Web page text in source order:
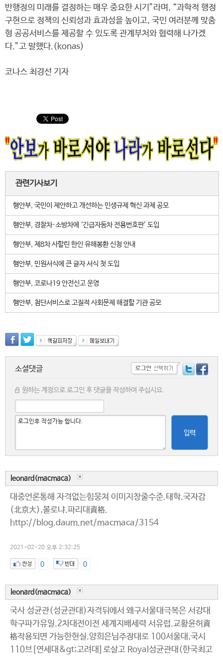
반행정의 미래를 결정하는 매우 중요한 시기”라며, “과학적 행정
구현으로 정책의 신뢰성과 효과성을 높이고, 국민 여러분께 맞춤
형 공공서비스를 제공할 수 있도록 관계부처와 협력해 나가겠
다.”고 말했다.(konas)
코나스 최경선 기자
관련기사보기
행안부, 국민이 제안하고 개선하는 민생규제 혁신 과제 공모
행안부, 경찰차·소방차에 ‘긴급자동차 전용번호판’ 도입
행안부, 제8차 사할린 한인 유해봉환 신청 안내
행안부, 민원서식에 큰 글자 서식 첫 도입
행안부, 코로나19 안전신고 운영
행안부, 첨단서비스로 고질적 사회문제 해결할 기관 공모
소셜댓글
원하는 계정으로 로그인 후 댓글을 작성하여 주십시요.
입력
leonard(macmaca)
대중언론통해 자격없는힘뭉쳐 이미지창줄수준.태학.국자감
(北京大),볼로냐.파리대資格.
http://blog.daum.net/macmaca/3154
2021-02-20 오후 2:32:25
0 0
leonard(macmaca)
국사 성균관(성균관대)자격뒤에서 왜구서울대극복은 서강대
학구파가유일.2차대전이전 세계지배세력 서유럽.교황윤허資
格작용되면 가능한현실.양희은님주장대로 100서울대,국시
110브[연세대&gt;고려대]로살고 Royal성균관대(한국최고